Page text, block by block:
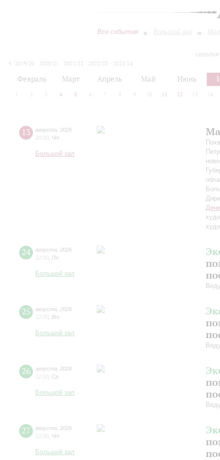
Все события Большой зал
2019/20
2020/21 2021/22 2022/23
2023/24
Февраль Март Апрель Май Июнь
2 3 4 5 6 7 8 9 10 11 12 13 14
13 августа
2026
20:00 Чт
Большой зал
24 августа
2026
12:00 Пн
Большой зал
25 августа
2026
12:00 Вт
Большой зал
26 августа
2026
12:00 Ср
Большой зал
27 августа
2026
12:00 Чт
Большой зал